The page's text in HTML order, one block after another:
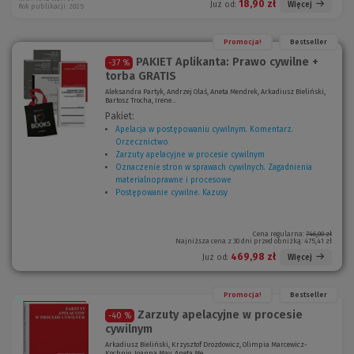
Już od: 18,90 zł Więcej
Rok publikacji: 2025
Promocja! Bestseller
-37 %
PAKIET Aplikanta: Prawo cywilne +
torba GRATIS
Aleksandra Partyk, Andrzej Olaś, Aneta Mendrek, Arkadiusz Bieliński,
Bartosz Trocha, Irene...
Pakiet:
Apelacja w postępowaniu cywilnym. Komentarz.
Orzecznictwo
N
o
w
e
Zarzuty apelacyjne w procesie cywilnym
N
k
n
o
Oznaczenie stron w sprawach cywilnych. Zagadnienia
materialnoprawne i procesowe
o
k
)
Postępowanie cywilne. Kazusy
Cena regularna: 746,00 zł
Najniższa cena z 30 dni przed obniżką: 475,41 zł
Już od: 469,98 zł Więcej
Promocja! Bestseller
-40 %
Zarzuty apelacyjne w procesie
cywilnym
Arkadiusz Bieliński, Krzysztof Drozdowicz, Olimpia Marcewicz-